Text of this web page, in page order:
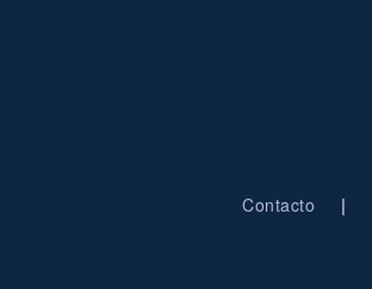
Contacto |